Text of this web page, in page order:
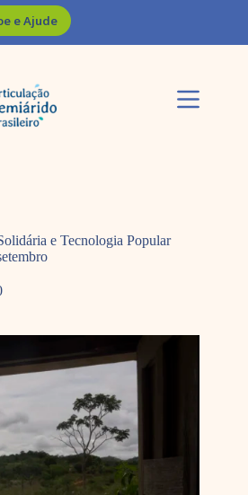
e Ajude
e Tecnologia Popular